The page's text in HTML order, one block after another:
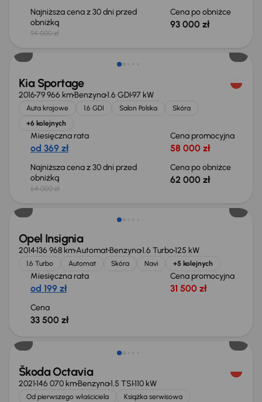
Najniższa cena z 30 dni przed
obniżką
94 000 zł
Cena po obniżce
93 000 zł
Taniej o 2 000 zł
Kia Sportage
201679 966 kmBenzyna1.6 GDI97 kW
Auta krajowe 1.6 GDI Salon Polska
Skóra
+6 kolejnych
Miesięczna rata
od 369 zł
Cena promocyjna
58 000 zł
Najniższa cena z 30 dni przed
obniżką
64 000 zł
Cena po obniżce
62 000 zł
Opel Insignia
2014136 968 kmAutomatBenzyna1.6 Turbo125 kW
1.6 Turbo Automat Skóra Navi +5 kolejnych
Miesięczna rata
od 199 zł
Cena promocyjna
31 500 zł
Cena
33 500 zł
Taniej o 1 000 zł
Škoda Octavia
2021146 070 kmBenzyna1.5 TSI110 kW
Od pierwszego właściciela
Książka serwisowa